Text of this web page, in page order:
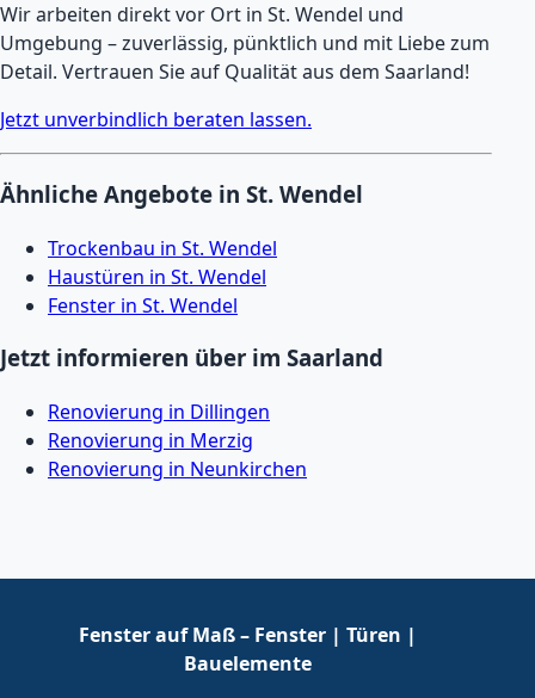
Wir arbeiten direkt vor Ort in St. Wendel und
Umgebung – zuverlässig, pünktlich und mit Liebe zum
Detail. Vertrauen Sie auf Qualität aus dem Saarland!
Jetzt unverbindlich beraten lassen.
Ähnliche Angebote in St. Wendel
Trockenbau in St. Wendel
Haustüren in St. Wendel
Fenster in St. Wendel
Jetzt informieren über im Saarland
Renovierung in Dillingen
Renovierung in Merzig
Renovierung in Neunkirchen
Fenster auf Maß – Fenster | Türen |
Bauelemente